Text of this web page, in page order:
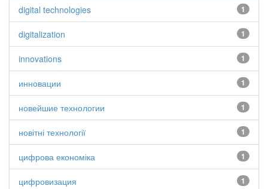
1
digital technologies
1
digitalization
1
innovations
1
инновации
1
новейшие технологии
1
новітні технології
1
цифрова економіка
1
цифровизация